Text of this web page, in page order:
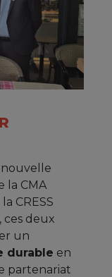
la CMA
CRESS
ces deux
un
durable en
partenariat